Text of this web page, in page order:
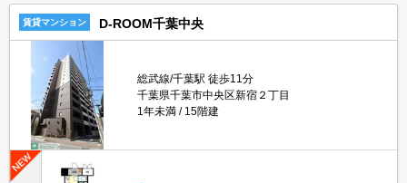
賃貸マンション D-ROOM千葉中央
総武線/千葉駅 徒歩11分
千葉県千葉市中央区新宿２丁目
1年未満
15階建